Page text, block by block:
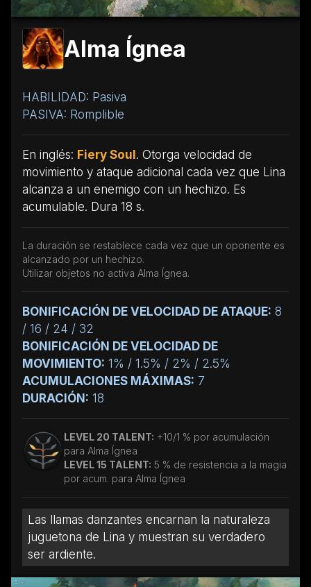
Alma Ígnea
HABILIDAD: Pasiva
PASIVA: Romplible
En inglés: Fiery Soul. Otorga velocidad de
movimiento y ataque adicional cada vez que Lina
alcanza a un enemigo con un hechizo. Es
acumulable. Dura 18 s.
La duración se restablece cada vez que un oponente es
alcanzado por un hechizo.
Utilizar objetos no activa Alma Ígnea.
BONIFICACIÓN DE VELOCIDAD DE ATAQUE: 8
/ 16 / 24 / 32
BONIFICACIÓN DE VELOCIDAD DE
MOVIMIENTO: 1% / 1.5% / 2% / 2.5%
ACUMULACIONES MÁXIMAS: 7
DURACIÓN: 18
LEVEL 20 TALENT: +10/1 % por acumulación
para Alma Ígnea
LEVEL 15 TALENT: 5 % de resistencia a la magia
por acum. para Alma Ígnea
Las llamas danzantes encarnan la naturaleza
juguetona de Lina y muestran su verdadero
ser ardiente.